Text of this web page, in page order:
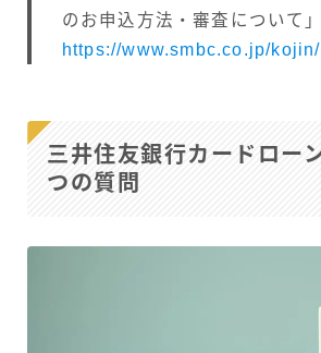
のお申込方法・審査について」
https://www.smbc.co.jp/
三井住友銀行カードロー
つの質問